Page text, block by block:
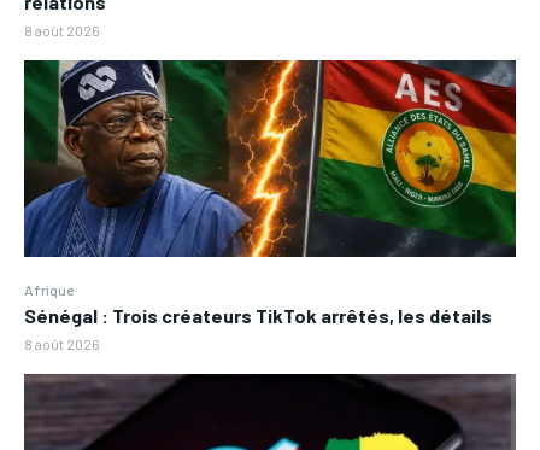
8 août 2026
Afrique
Sénégal : Trois créateurs TikTok arrêtés, les détails
8 août 2026